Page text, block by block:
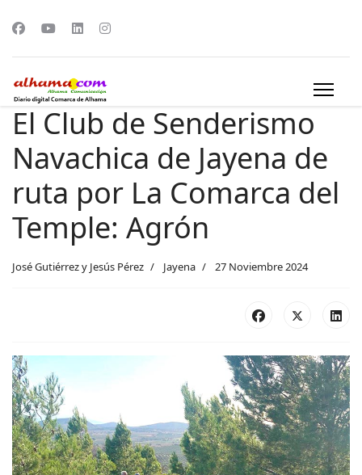
El Club de Senderismo
Navachica de Jayena de
ruta por La Comarca del
Temple: Agrón
José Gutiérrez y Jesús Pérez Jayena 27 Noviembre 2024